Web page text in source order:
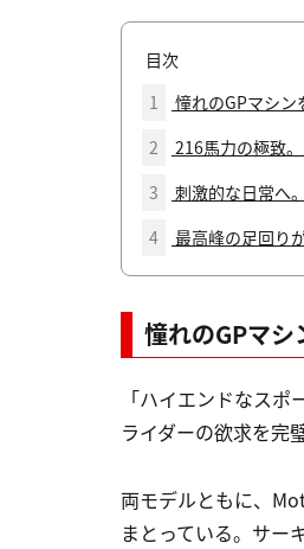
目次
1
憧れのGPマシ
2
216馬力の極致
3
刺激的な日常へ
4
最高峰の足回り
憧れのGPマ
「ハイエンドなス
ライダーの欲求を完
両モデルともに、
まとっている。サー